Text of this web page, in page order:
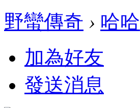
野蠻傳奇 › 哈哈
加為好友
發送消息